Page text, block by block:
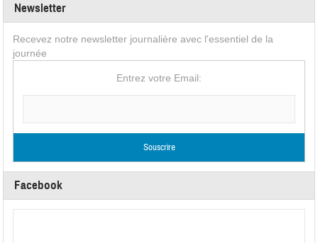
Newsletter
Recevez notre newsletter journalière avec l'essentiel de la
journée
Entrez votre Email:
Facebook